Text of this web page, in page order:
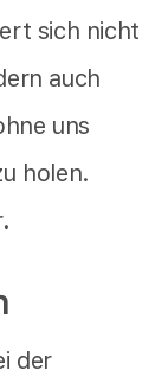
sich nicht
auch
uns
holen.
der